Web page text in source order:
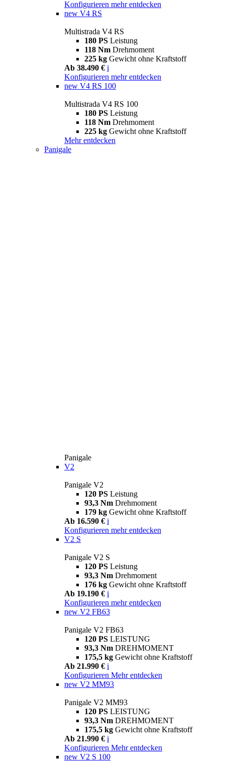
Konfigurieren mehr entdecken
new V4 RS
Multistrada V4 RS
180 PS Leistung
118 Nm Drehmoment
225 kg Gewicht ohne Kraftstoff
Ab 38.490 € i
Konfigurieren mehr entdecken
new V4 RS 100
Multistrada V4 RS 100
180 PS Leistung
118 Nm Drehmoment
225 kg Gewicht ohne Kraftstoff
Mehr entdecken
Panigale
Panigale
V2
Panigale V2
120 PS Leistung
93,3 Nm Drehmoment
179 kg Gewicht ohne Kraftstoff
Ab 16.590 € i
Konfigurieren mehr entdecken
V2 S
Panigale V2 S
120 PS Leistung
93,3 Nm Drehmoment
176 kg Gewicht ohne Kraftstoff
Ab 19.190 € i
Konfigurieren mehr entdecken
new V2 FB63
Panigale V2 FB63
120 PS LEISTUNG
93,3 Nm DREHMOMENT
175,5 kg Gewicht ohne Kraftstoff
Ab 21.990 € i
Konfigurieren Mehr entdecken
new V2 MM93
Panigale V2 MM93
120 PS LEISTUNG
93,3 Nm DREHMOMENT
175,5 kg Gewicht ohne Kraftstoff
Ab 21.990 € i
Konfigurieren Mehr entdecken
new V2 S 100